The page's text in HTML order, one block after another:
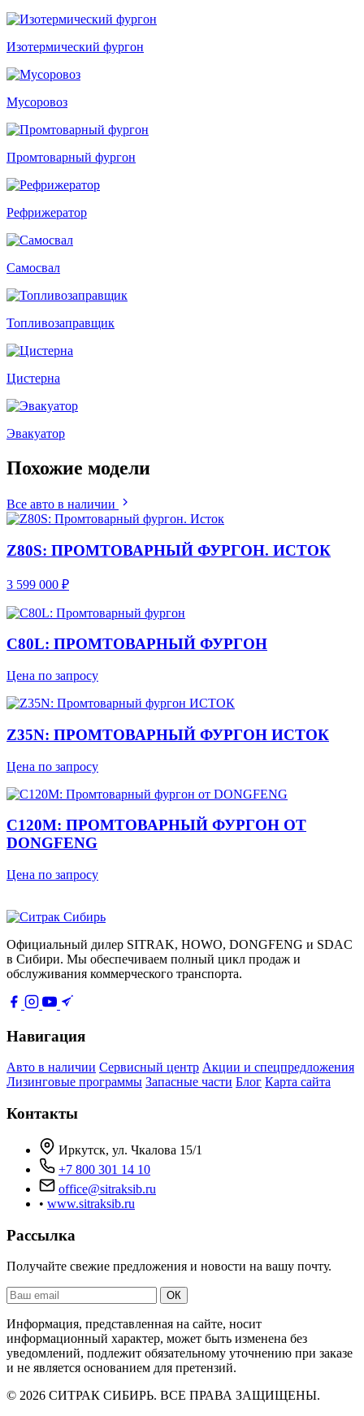
Изотермический фургон
Мусоровоз
Промтоварный фургон
Рефрижератор
Самосвал
Топливозаправщик
Цистерна
Эвакуатор
Похожие модели
Все авто в наличии
Z80S: ПРОМТОВАРНЫЙ ФУРГОН. ИСТОК
3 599 000 ₽
C80L: ПРОМТОВАРНЫЙ ФУРГОН
Цена по запросу
Z35N: ПРОМТОВАРНЫЙ ФУРГОН ИСТОК
Цена по запросу
C120М: ПРОМТОВАРНЫЙ ФУРГОН ОТ
DONGFENG
Цена по запросу
Официальный дилер SITRAK, HOWO, DONGFENG и SDAC
в Сибири. Мы обеспечиваем полный цикл продаж и
обслуживания коммерческого транспорта.
Навигация
Авто в наличии Сервисный центр Акции и спецпредложения
Лизинговые программы Запасные части Блог Карта сайта
Контакты
Иркутск, ул. Чкалова 15/1
+7 800 301 14 10
office@sitraksib.ru
• www.sitraksib.ru
Рассылка
Получайте свежие предложения и новости на вашу почту.
Ваш
email
ОК
Информация, представленная на сайте, носит
информационный характер, может быть изменена без
уведомлений, подлежит обязательному уточнению при заказе
и не является основанием для претензий.
© 2026 СИТРАК СИБИРЬ. ВСЕ ПРАВА ЗАЩИЩЕНЫ.